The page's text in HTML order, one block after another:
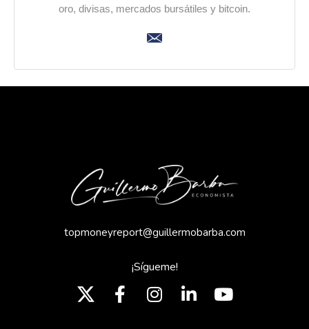
oro, divisas, mercados bursátiles y bitcoin.
topmoneyreport@guillermobarba.com
¡Sígueme!